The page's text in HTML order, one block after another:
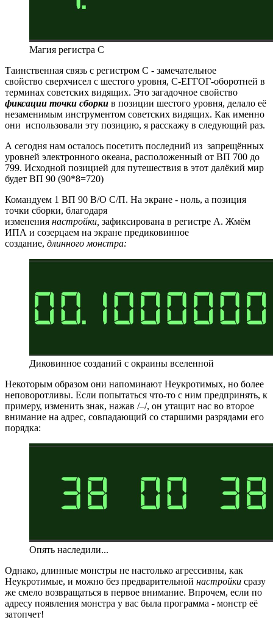
Магия регистра С
Таинственная связь с регистром С - замечательное
свойство сверхчисел с шестого уровня, С-ЕГГОГ-оборотней в
терминах советских видящих. Это загадочное свойство
фиксации точки сборки в позиции шестого уровня, делало её
незаменимым инструментом советских видящих. Как именно
они использовали эту позицию, я расскажу в следующий раз.
А сегодня нам осталось посетить последний из запрещённых
уровней электронного океана, расположенный от ВП 700 до
799. Исходной позицией для путешествия в этот далёкий мир
будет ВП 90 (90*8=720)
Командуем 1 ВП 90 В/О С/П. На экране - ноль, а позиция
точки сборки, благодаря
изменения настройки, зафиксирована в регистре А. Жмём
ИПА и созерцаем на экране предиковинное
создание, длинного монстра:
Диковинное созданий с окраины вселенной
Некоторым образом они напоминают Неукротимых, но более
неповоротливы. Если попытаться что-то с ним предпринять, к
примеру, изменить знак, нажав /–/, он утащит нас во второе
внимание на адрес, совпадающий со старшими разрядами его
порядка:
Опять наследили...
Однако, длинные монстры не настолько агрессивны, как
Неукротимые, и можно без предварительной настройки сразу
же смело возвращаться в первое внимание. Впрочем, если по
адресу появления монстра у вас была программа - монстр её
затопчет!